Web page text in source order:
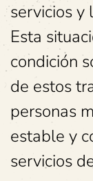
servicios y
Esta
condición
de estos
personas
estable y
servicios